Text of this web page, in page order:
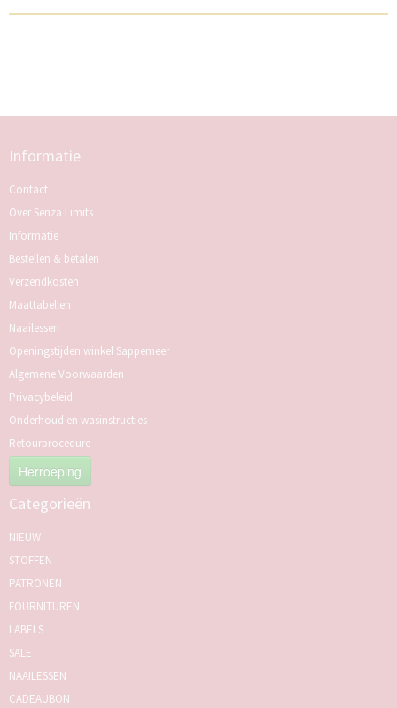
Informatie
Contact
Over Senza Limits
Informatie
Bestellen & betalen
Verzendkosten
Maattabellen
Naailessen
Openingstijden winkel Sappemeer
Algemene Voorwaarden
Privacybeleid
Onderhoud en wasinstructies
Retourprocedure
Herroeping
Categorieën
NIEUW
STOFFEN
PATRONEN
FOURNITUREN
LABELS
SALE
NAAILESSEN
CADEAUBON